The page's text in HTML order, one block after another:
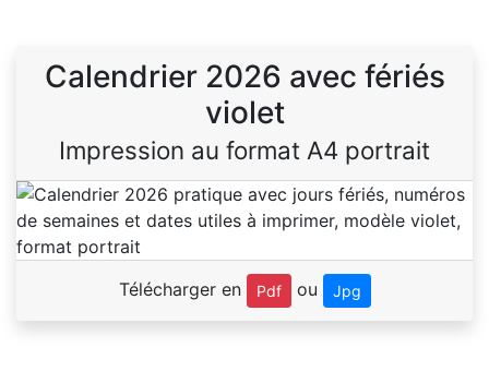
Calendrier 2026 avec fériés
violet
Impression au format A4 portrait
Télécharger en Pdf ou Jpg